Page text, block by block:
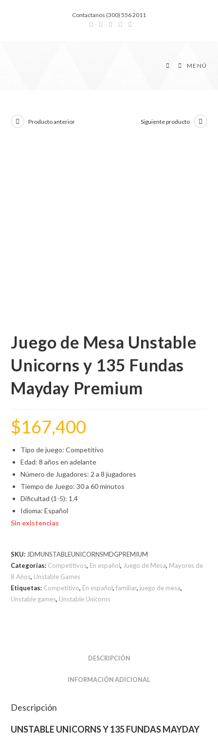
Contactanos (300) 556 2011
MENÚ
Producto anterior Siguiente producto
Juego de Mesa Unstable
Unicorns y 135 Fundas
Mayday Premium
$167,400
Tipo de juego: Competitivo
Edad: 8 años en adelante
Número de Jugadores: 2 a 8 jugadores
Tiempo de Juego: 30 a 60 minutos
Dificultad (1-5): 1.4
Idioma: Español
Sin existencias
SKU: JDMUNSTABLEUNICORNSMDGPREMIUM
Categorías: Competitivos, En español, Juego de Mesa, Mayores de
8 Años, Unstable Games
Etiquetas: Competitivo, En español,familiar, juego de mesa,
Unstable games, Unstable Unicorns
DESCRIPCIÓN
INFORMACIÓN ADICIONAL
Descripción
UNSTABLE UNICORNS Y135 FUNDAS MAYDAY